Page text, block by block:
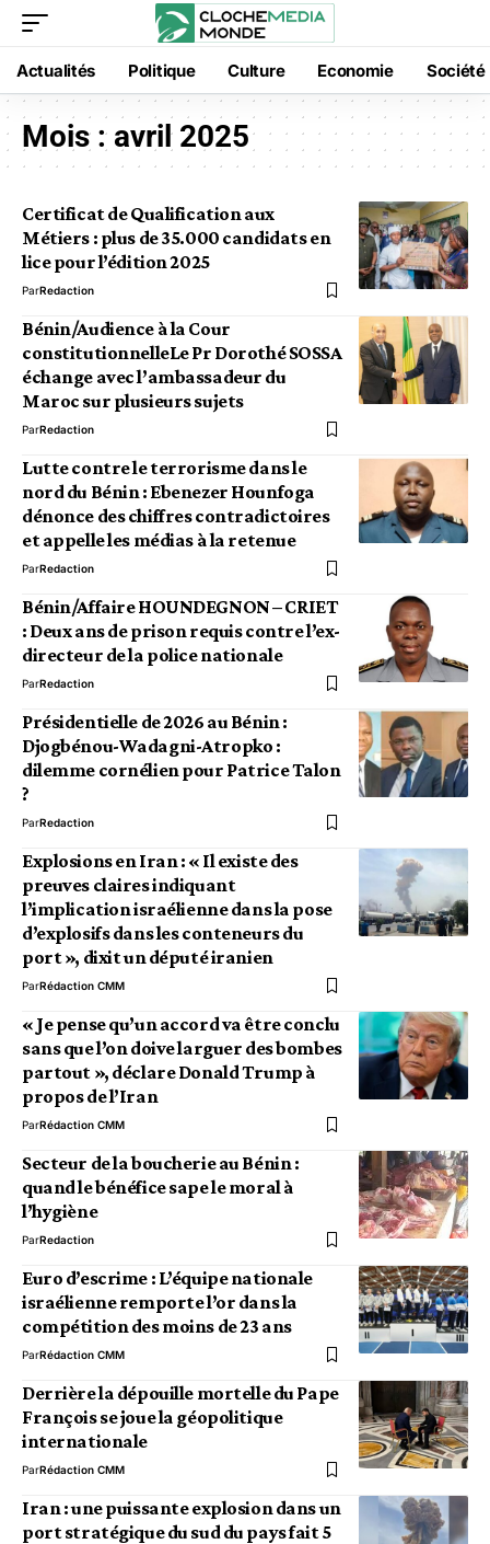
Actualités Politique Culture Economie Société
Mois : avril 2025
Certificat de Qualification aux
Métiers : plus de 35.000 candidats en
lice pour l’édition 2025
ParRedaction
Bénin/Audience à la Cour
constitutionnelleLe Pr Dorothé SOSSA
échange avec l’ambassadeur du
Maroc sur plusieurs sujets
ParRedaction
Lutte contre le terrorisme dans le
nord du Bénin : Ebenezer Hounfoga
dénonce des chiffres contradictoires
et appelle les médias à la retenue
ParRedaction
Bénin/Affaire HOUNDEGNON – CRIET
: Deux ans de prison requis contre l’ex-
directeur de la police nationale
ParRedaction
Présidentielle de 2026 au Bénin :
Djogbénou-Wadagni-Atropko :
dilemme cornélien pour Patrice Talon
?
ParRedaction
Explosions en Iran : « Il existe des
preuves claires indiquant
l’implication israélienne dans la pose
d’explosifs dans les conteneurs du
port », dixit un député iranien
ParRédaction CMM
« Je pense qu’un accord va être conclu
sans que l’on doive larguer des bombes
partout », déclare Donald Trump à
propos de l’Iran
ParRédaction CMM
Secteur de la boucherie au Bénin :
quand le bénéfice sape le moral à
l’hygiène
ParRedaction
Euro d’escrime : L’équipe nationale
israélienne remporte l’or dans la
compétition des moins de 23 ans
ParRédaction CMM
Derrière la dépouille mortelle du Pape
François se joue la géopolitique
internationale
ParRédaction CMM
Iran : une puissante explosion dans un
port stratégique du sud du pays fait 5